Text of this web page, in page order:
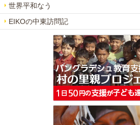
世界平和なう
EIKOの中東訪問記